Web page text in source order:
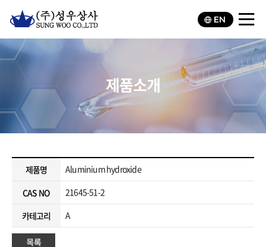
EN
제품소개
제품명
Aluminium hydroxide
CAS NO
21645-51-2
카테고리
A